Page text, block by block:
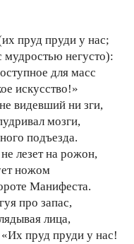
пруд пруди у нас;
негусто):
для масс
искусство!»
видевший ни зги,
мозги,
подъезда.
лезет на рожон,
ножом
Манифеста.
про запас,
лица,
пруд пруди у нас!